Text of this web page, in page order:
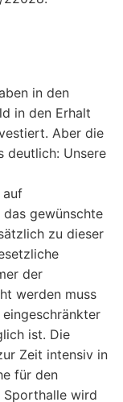
in den
in den Erhalt
Aber die
deutlich: Unsere
auf
gewünschte
zu dieser
der
werden muss
ist. Die
Zeit intensiv in
für den
Sporthalle wird